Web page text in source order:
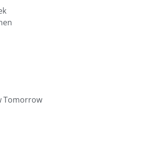
Tomorrow